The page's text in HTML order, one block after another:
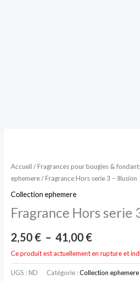
Accueil /Fragrances pour bougies &
ephemere/ Fragrance Hors serie 3 – Illusion
Collection ephemere
Fragrance Hors serie
2,50€ – 41,00€
de
prix :
à
41,00 €
Ce produit est actuellement en rupture et
UGS :ND Catégorie :Collection ephemere
à
41,00 €